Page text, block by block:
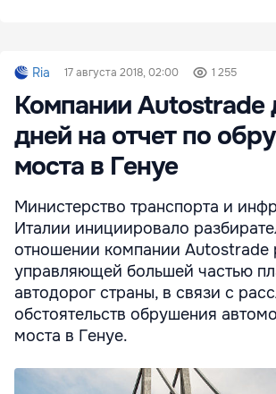
Ria 17 августа 2018, 02:00 1 255
Компании Autostrade
дней на отчет по
моста в Генуе
Министерство транспорта и
Италии инициировало
отношении компании Autostrade
управляющей большей частью
автодорог страны, в связи с
обстоятельств обрушения
моста в Генуе.